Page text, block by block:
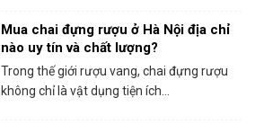
Mua chai đựng rượu ở Hà Nội địa chỉ
nào uy tín và chất lượng?
Trong thế giới rượu vang, chai đựng rượu
không chỉ là vật dụng tiện ích...